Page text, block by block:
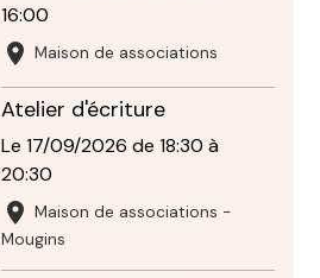
16:00
Maison de associations
Atelier d'écriture
Le 17/09/2026 de 18:30 à
20:30
Maison de associations -
Mougins